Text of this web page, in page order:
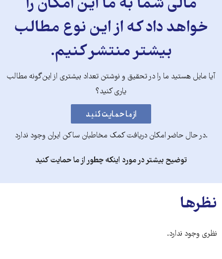
مالی شما به ما این امکان را
خواهد داد که از این نوع مطالب
بیشتر منتشر کنیم.
آیا مایل هستید ما را در تحقیق و نوشتن تعداد بیشتری از این‌گونه مطالب
یاری کنید؟
.در حال حاضر امکان دریافت کمک مخاطبان ساکن ایران وجود ندارد
توضیح بیشتر در مورد اینکه چطور از ما حمایت کنید
نظرها
نظری وجود ندارد.